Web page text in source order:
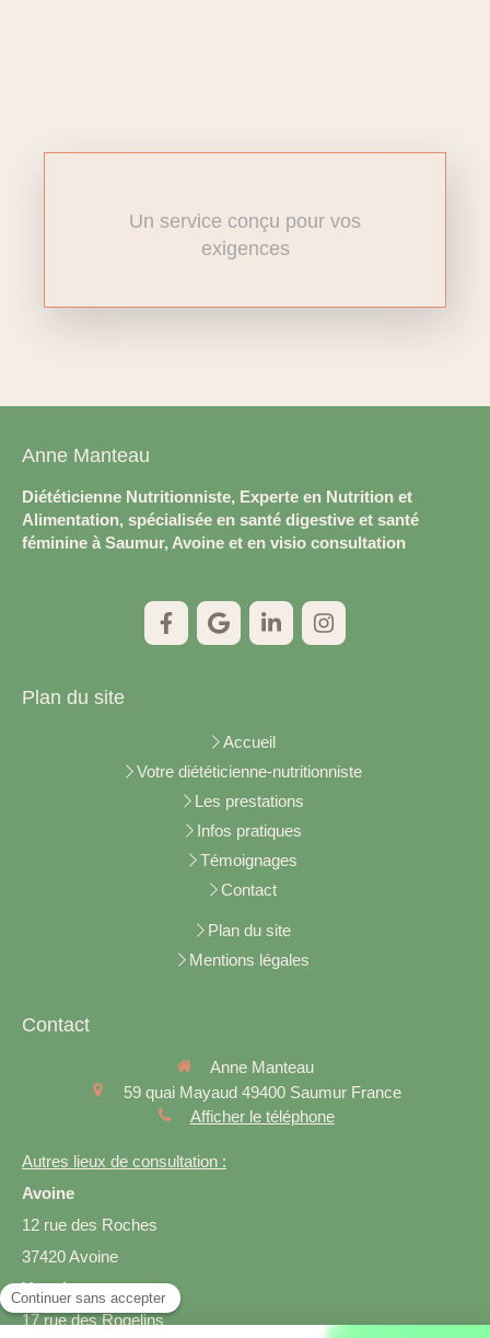
Un service conçu pour vos
exigences
Anne Manteau
Diététicienne Nutritionniste, Experte en Nutrition et
Alimentation, spécialisée en santé digestive et santé
féminine à Saumur, Avoine et en visio consultation
Plan du site
Accueil
Votre diététicienne-nutritionniste
Les prestations
Infos pratiques
Témoignages
Contact
Plan du site
Mentions légales
Contact
Anne Manteau
59 quai Mayaud 49400 Saumur France
Afficher le téléphone
Autres lieux de consultation :
Avoine
12 rue des Roches
37420 Avoine
Varrains
17 rue des Rogelins